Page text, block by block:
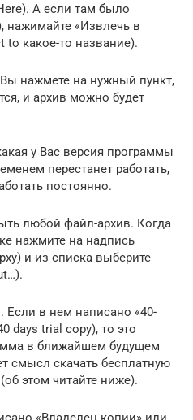
А если там было
нажимайте «Извлечь в
to какое-то название).
нажмете на нужный пункт,
и архив можно будет
у Вас версия программы
перестанет работать,
постоянно.
любой файл-архив. Когда
нажмите на надпись
и из списка выберите
Если в нем написано «40-
days trial copy), то это
в ближайшем будущем
смысл скачать бесплатную
этом читайте ниже).